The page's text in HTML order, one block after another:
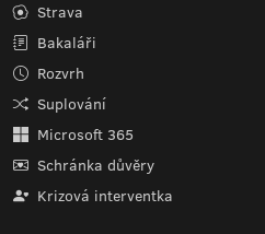
Strava
Bakaláři
Rozvrh
Suplování
Microsoft 365
Schránka důvěry
Krizová interventka